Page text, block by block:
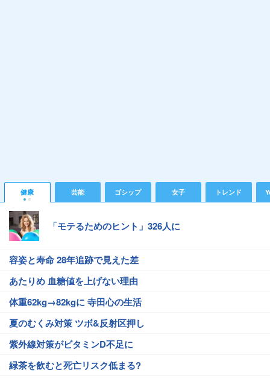
健康 芸能 ゴシップ 女子 トレンド
「モテるためのヒント」326人に
容姿と寿命 28年追跡で見えた差
あたりめ 血糖値を上げない理由
体重62kg→82kgに 寺田心の生活
夏のむくみ対策 ツボ&反射区押し
紫外線対策がビタミンD不足に
緑茶を飲むと死亡リスク低まる?